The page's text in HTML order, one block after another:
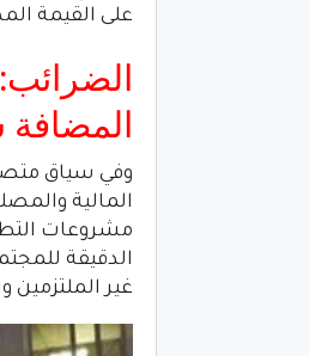
على القيمة
وفي سياق
المالية
مشروعات
الدقيقة
غير الملتزمين